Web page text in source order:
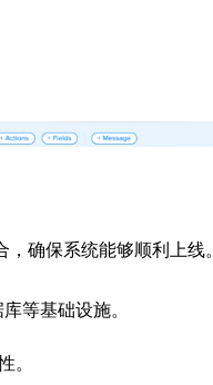
，确保系统能够顺利上线
等基础设施。
。